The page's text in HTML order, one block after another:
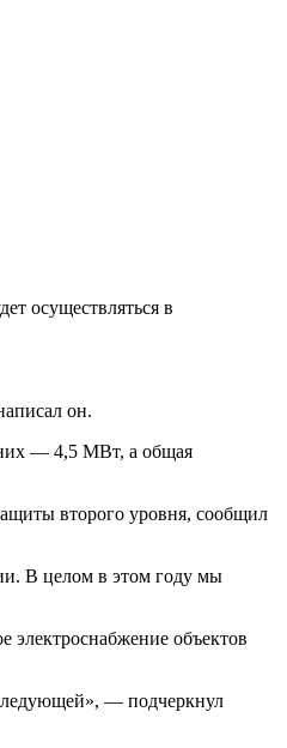
осуществляться в
он.
них — 4,5 МВт, а общая
второго уровня, сообщил
В целом в этом году мы
электроснабжение объектов
— подчеркнул